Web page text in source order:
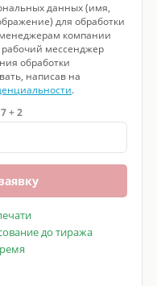
данных (имя,
для обработки
компании
рабочий мессенджер
обработки
написав на
.
7 + 2
до тиража